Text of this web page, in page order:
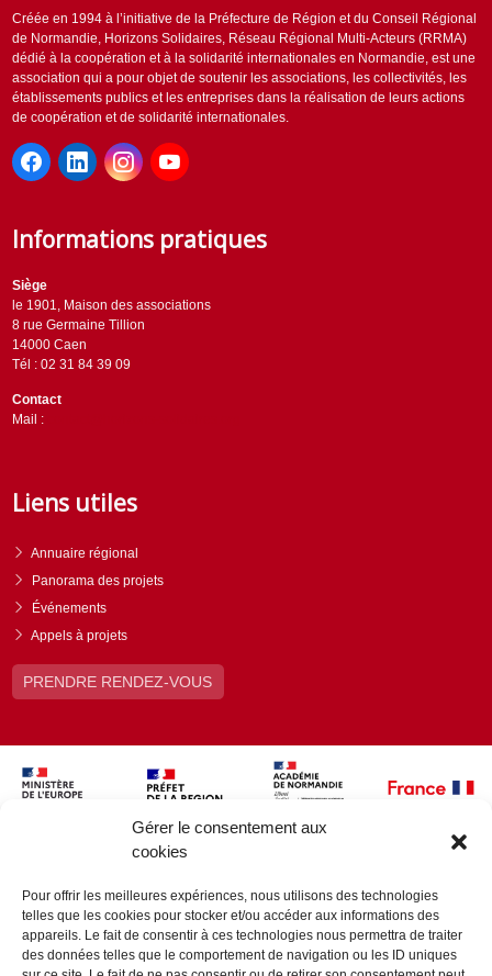
Gérer le consentement aux
cookies
Pour offrir les meilleures expériences, nous utilisons des technologies
telles que les cookies pour stocker et/ou accéder aux informations des
appareils. Le fait de consentir à ces technologies nous permettra de traiter
des données telles que le comportement de navigation ou les ID uniques
Créée en 1994 à l’initiative de la Préfecture de Région et du Conseil Régional
de Normandie, Horizons Solidaires, Réseau Régional Multi-Acteurs (RRMA)
dédié à la coopération et à la solidarité internationales en Normandie, est une
association qui a pour objet de soutenir les associations, les collectivités, les
établissements publics et les entreprises dans la réalisation de leurs actions
de coopération et de solidarité internationales.
Informations pratiques
Siège
le 1901, Maison des associations
8 rue Germaine Tillion
14000 Caen
Tél : 02 31 84 39 09
Contact
Mail :
Liens utiles
Annuaire régional
Panorama des projets
Événements
Appels à projets
PRENDRE RENDEZ-VOUS